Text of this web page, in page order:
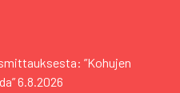
”Kohujen
6.8.2026